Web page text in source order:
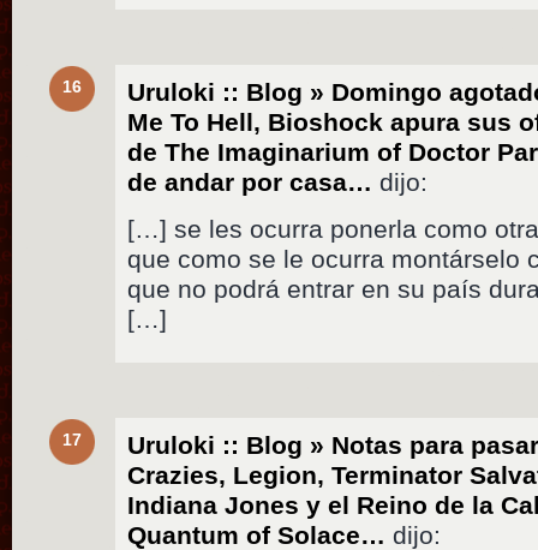
16
Uruloki :: Blog » Domingo
Me To Hell, Bioshock apura sus
de The Imaginarium of Doctor
de andar por casa… dijo:
[…] se les ocurra ponerla como
que como se le ocurra montárselo
que no podrá entrar en su país
[…]
17
Uruloki :: Blog » Notas para
Crazies, Legion, Terminator
Indiana Jones y el Reino de la
Quantum of Solace… dijo: